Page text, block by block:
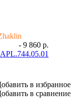
- 9 860 р.
в избранное
в сравнение